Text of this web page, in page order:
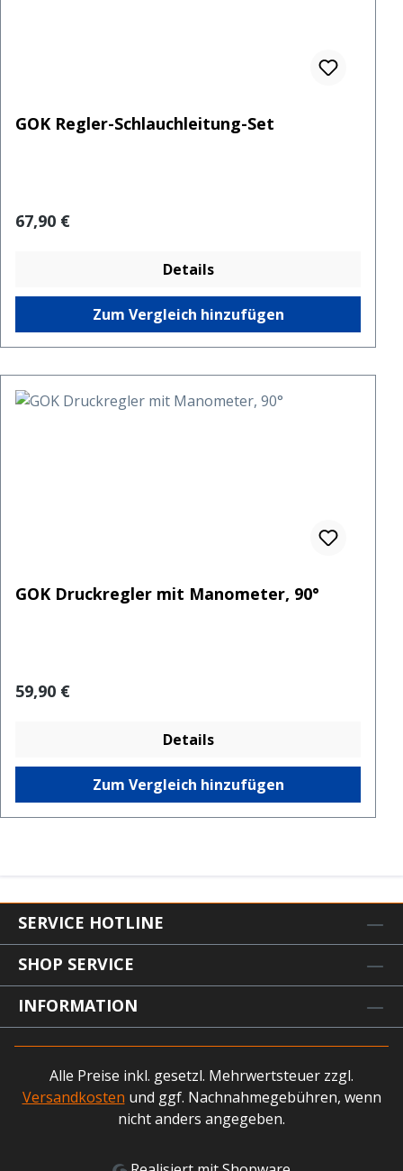
GOK Regler-Schlauchleitung-Set
Regulärer Preis:
67,90 €
Details
Zum Vergleich hinzufügen
GOK Druckregler mit Manometer, 90°
Regulärer Preis:
59,90 €
Details
Zum Vergleich hinzufügen
SERVICE HOTLINE
SHOP SERVICE
INFORMATION
Alle Preise inkl. gesetzl. Mehrwertsteuer zzgl.
Versandkosten und ggf. Nachnahmegebühren, wenn
nicht anders angegeben.